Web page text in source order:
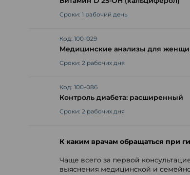
Сроки: 1 рабочий день
Код: 100-029
Медицинские анализы для
Сроки: 2 рабочих дня
Код: 100-086
Контроль диабета: расширенный
Сроки: 2 рабочих дня
К каким врачам обращаться при
Чаще всего за первой
выяснения медицинской и